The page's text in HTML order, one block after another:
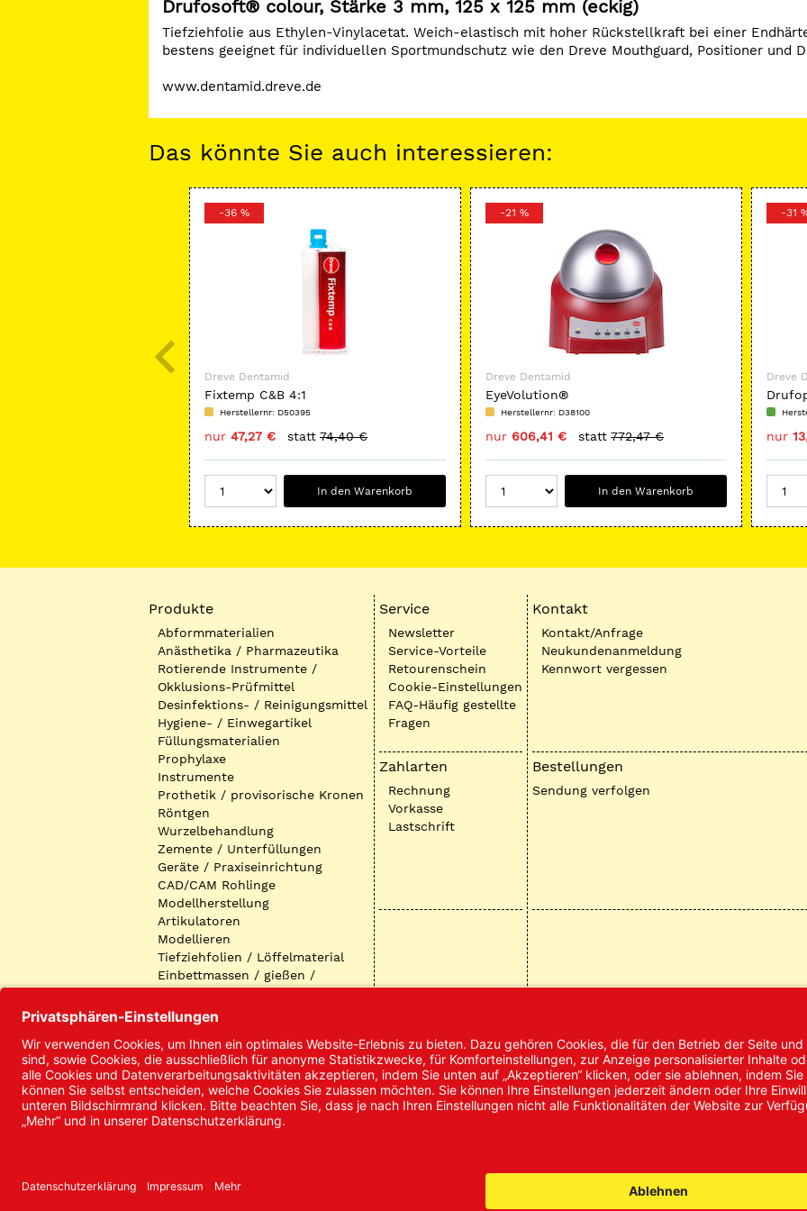
Drufosoft® colour, Stärke 3 mm, 125 x 125 mm (eckig)
Tiefziehfolie aus Ethylen-Vinylacetat. Weich-elastisch mit hoher Rückstellkraft bei einer
bestens geeignet für individuellen Sportmundschutz wie den Dreve Mouthguard, Positioner und
www.dentamid.dreve.de
Das könnte Sie auch interessieren:
-36 %
Dreve Dentamid
Fixtemp C&B 4:1
Herstellernr: D50395
nur 47,27 € statt 74,40 €
In den Warenkorb
-21 %
Dreve Dentamid
EyeVolution®
Herstellernr: D38100
nur 606,41 € statt 772,47 €
In den Warenkorb
-31
Dreve
mm
nur
Produkte
Abformmaterialien
Anästhetika / Pharmazeutika
Rotierende Instrumente /
Okklusions-Prüfmittel
Desinfektions- / Reinigungsmittel
Hygiene- / Einwegartikel
Füllungsmaterialien
Prophylaxe
Instrumente
Prothetik / provisorische Kronen
Röntgen
Wurzelbehandlung
Zemente / Unterfüllungen
Geräte / Praxiseinrichtung
CAD/CAM Rohlinge
Modellherstellung
Artikulatoren
Modellieren
Tiefziehfolien / Löffelmaterial
Einbettmassen / gießen /
Oberflächenbearbeitung
Keramik
Verblendmaterialien
Instrumente
Kieferorthopädie /
Klammerdrähte
Verschiedenes (Labor)
Service
Newsletter
Service-Vorteile
Retourenschein
Cookie-Einstellungen
FAQ-Häufig gestellte
Fragen
Zahlarten
Rechnung
Vorkasse
Lastschrift
Kontakt
Kontakt/Anfrage
Neukundenanmeldung
Kennwort vergessen
Bestellungen
Sendung verfolgen